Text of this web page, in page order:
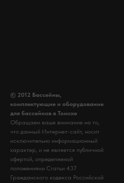
© 2012 Бассейны,
комплектующие и оборудование
для бассейнов в Томске
Обращаем ваше внимание на то,
что данный Интернет-сайт, носит
исключительно информационный
характер, и не является публичной
офертой, определяемой
положениями Статьи 437
Гражданского кодекса Российской